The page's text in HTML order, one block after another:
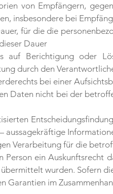
von Empfängern,
insbesondere bei
für die die
Dauer
auf Berichtigung oder
durch den
bei einer
Daten nicht bei der
aussagekräftige
Verarbeitung für die
Person ein Auskunftsrecht
wurden. Sofern
Garantien im